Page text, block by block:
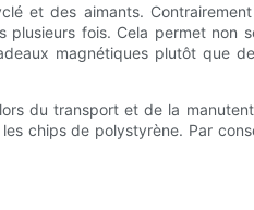
et des aimants.
fois. Cela permet non
magnétiques plutôt que
du transport et de la
chips de polystyrène. Par